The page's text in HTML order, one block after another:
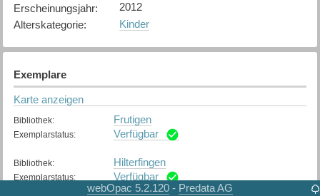
Erscheinungsjahr:
2012
Alterskategorie: Kinder
Exemplare
Karte anzeigen
Bibliothek: Frutigen
Exemplarstatus: Verfügbar
Bibliothek: Hilterfingen
Exemplarstatus:
Verfügbar
webOpac 5.2.120 - Predata AG